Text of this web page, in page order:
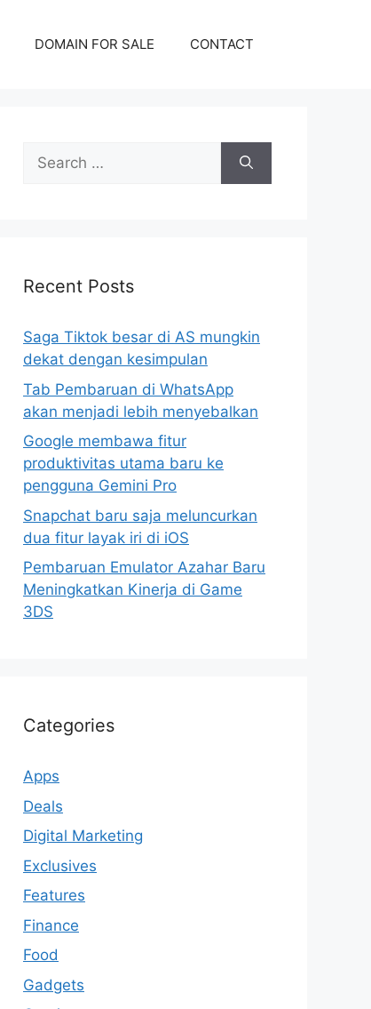
DOMAIN FOR SALE CONTACT
Search
for:
Recent Posts
Saga Tiktok besar di AS mungkin
dekat dengan kesimpulan
Tab Pembaruan di WhatsApp
akan menjadi lebih menyebalkan
Google membawa fitur
produktivitas utama baru ke
pengguna Gemini Pro
Snapchat baru saja meluncurkan
dua fitur layak iri di iOS
Pembaruan Emulator Azahar Baru
Meningkatkan Kinerja di Game
3DS
Categories
Apps
Deals
Digital Marketing
Exclusives
Features
Finance
Food
Gadgets